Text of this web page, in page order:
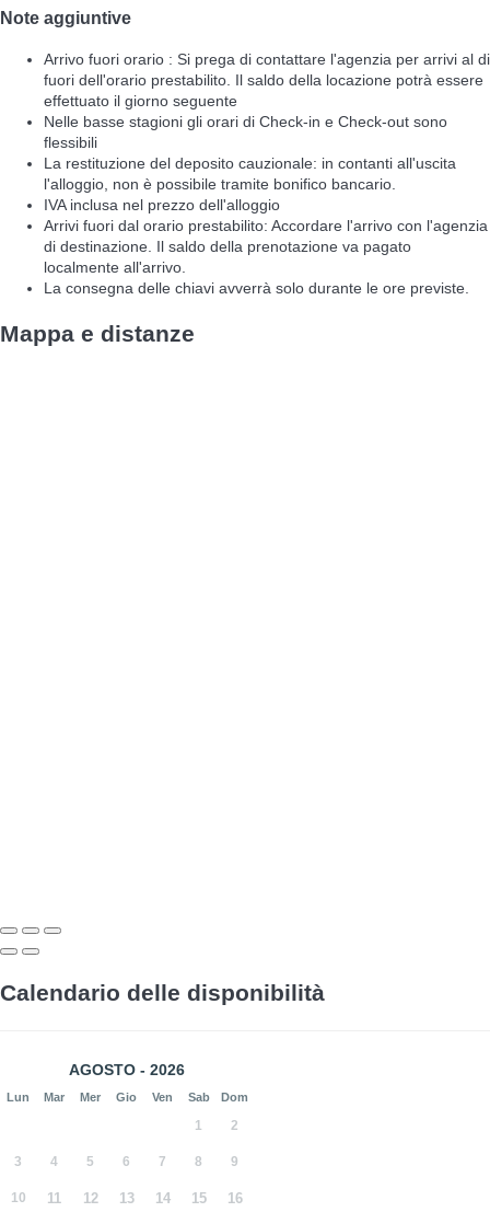
Note aggiuntive
Arrivo fuori orario : Si prega di contattare l'agenzia per arrivi al di
fuori dell'orario prestabilito. Il saldo della locazione potrà essere
effettuato il giorno seguente
Nelle basse stagioni gli orari di Check-in e Check-out sono
flessibili
La restituzione del deposito cauzionale: in contanti all'uscita
l'alloggio, non è possibile tramite bonifico bancario.
IVA inclusa nel prezzo dell'alloggio
Arrivi fuori dal orario prestabilito: Accordare l'arrivo con l'agenzia
di destinazione. Il saldo della prenotazione va pagato
localmente all'arrivo.
La consegna delle chiavi avverrà solo durante le ore previste.
Mappa e distanze
Calendario delle disponibilità
AGOSTO - 2026
Lun Mar Mer Gio Ven Sab Dom
1 2
3 4 5 6 7 8 9
10 11 12 13 14 15 16